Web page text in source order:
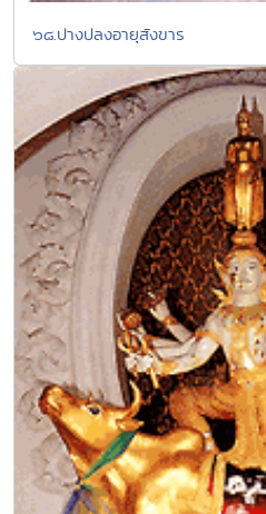
๖๘.ปางปลงอายุสังขาร